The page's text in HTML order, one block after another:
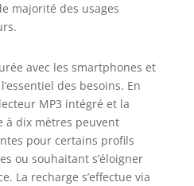
majorité des usages
avec les smartphones et
des besoins. En
MP3 intégré et la
à dix mètres peuvent
pour certains profils
ou souhaitant s’éloigner
La recharge s’effectue via